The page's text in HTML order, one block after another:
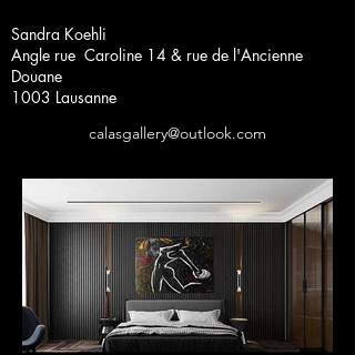
calasgallery@outlook.com
Sandra Koehli
Angle rue Caroline 14 & rue de l'Ancienne
Douane
1003 Lausanne